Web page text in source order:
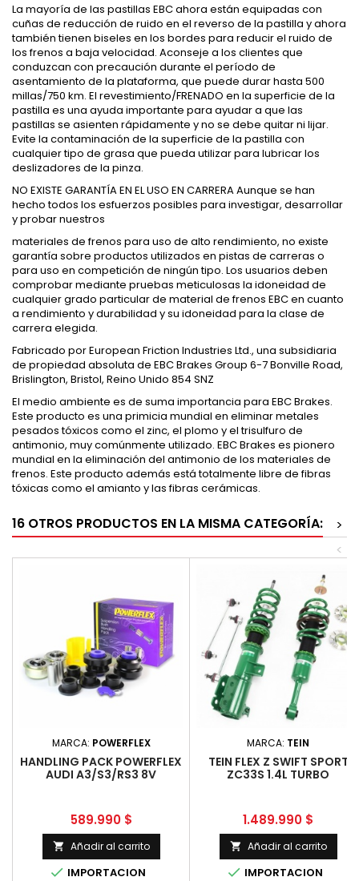
La mayoría de las pastillas EBC ahora están equipadas con
cuñas de reducción de ruido en el reverso de la pastilla y ahora
también tienen biseles en los bordes para reducir el ruido de
los frenos a baja velocidad. Aconseje a los clientes que
conduzcan con precaución durante el período de
asentamiento de la plataforma, que puede durar hasta 500
millas/750 km. El revestimiento/FRENADO en la superficie de la
pastilla es una ayuda importante para ayudar a que las
pastillas se asienten rápidamente y no se debe quitar ni lijar.
Evite la contaminación de la superficie de la pastilla con
cualquier tipo de grasa que pueda utilizar para lubricar los
deslizadores de la pinza.
NO EXISTE GARANTÍA EN EL USO EN CARRERA Aunque se han
hecho todos los esfuerzos posibles para investigar, desarrollar
y probar nuestros
materiales de frenos para uso de alto rendimiento, no existe
garantía sobre productos utilizados en pistas de carreras o
para uso en competición de ningún tipo. Los usuarios deben
comprobar mediante pruebas meticulosas la idoneidad de
cualquier grado particular de material de frenos EBC en cuanto
a rendimiento y durabilidad y su idoneidad para la clase de
carrera elegida.
Fabricado por European Friction Industries Ltd., una subsidiaria
de propiedad absoluta de EBC Brakes Group 6-7 Bonville Road,
Brislington, Bristol, Reino Unido 854 SNZ
El medio ambiente es de suma importancia para EBC Brakes.
Este producto es una primicia mundial en eliminar metales
pesados ​​tóxicos como el zinc, el plomo y el trisulfuro de
antimonio, muy comúnmente utilizado. EBC Brakes es pionero
mundial en la eliminación del antimonio de los materiales de
frenos. Este producto además está totalmente libre de fibras
tóxicas como el amianto y las fibras cerámicas.
16 OTROS PRODUCTOS EN LA MISMA CATEGORÍA:
>
<
MARCA: POWERFLEX
HANDLING PACK POWERFLEX
AUDI A3/S3/RS3 8V
Precio
589.990 $
 Añadir al carrito
 IMPORTACION
MARCA: TEIN
TEIN FLEX Z SWIFT SPORT
ZC33S 1.4L TURBO
Precio
1.489.990 $
 Añadir al carrito
 IMPORTACION